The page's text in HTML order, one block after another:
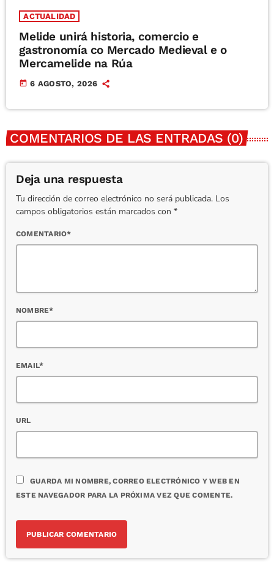
ACTUALIDAD
Melide unirá historia, comercio e
gastronomía co Mercado Medieval e o
Mercamelide na Rúa
today 6 AGOSTO, 2026
COMENTARIOS DE LAS ENTRADAS (0)
Deja una respuesta
Tu dirección de correo electrónico no será publicada. Los
campos obligatorios están marcados con *
COMENTARIO*
NOMBRE*
EMAIL*
URL
GUARDA MI NOMBRE, CORREO ELECTRÓNICO Y WEB EN
ESTE NAVEGADOR PARA LA PRÓXIMA VEZ QUE COMENTE.